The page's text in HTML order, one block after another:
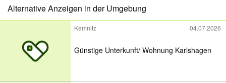
Alternative Anzeigen in der Umgebung
Kemnitz 04.07.2026
Günstige Unterkunft/ Wohnung Karlshagen